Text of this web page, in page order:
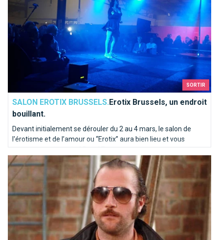
SORTIR
SALON EROTIX BRUSSELS.Erotix Brussels, un endroit
bouillant.
Devant initialement se dérouler du 2 au 4 mars, le salon de
l'érotisme et de l’amour ou “Erotix” aura bien lieu et vous
pourrez y assister du 25 au 27 mars.
Quand Bruxelles devient un décor de cinéma…